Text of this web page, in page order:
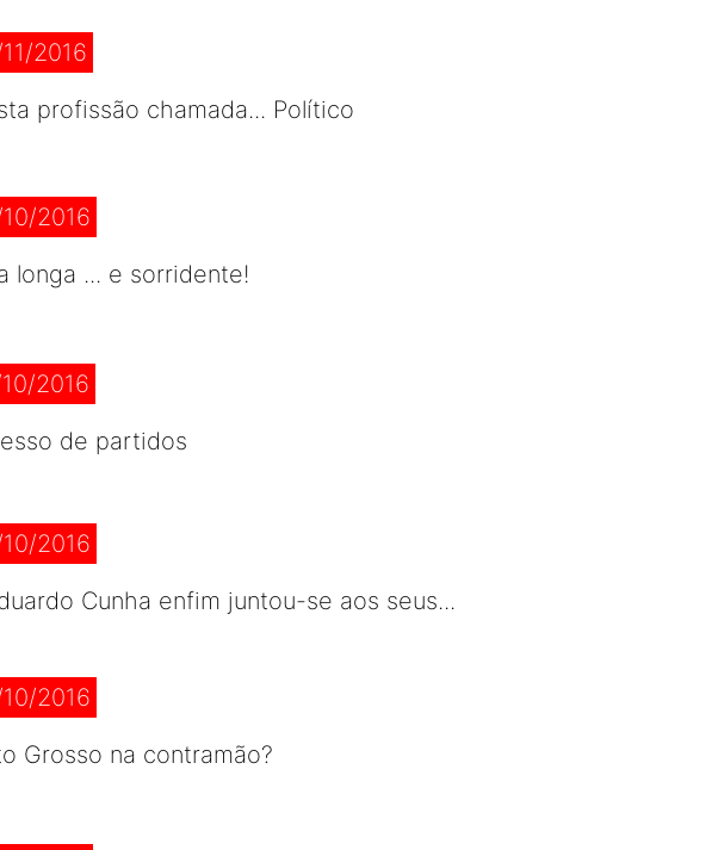
2016
profissão chamada... Político
2016
longa ... e sorridente!
2016
de partidos
2016
Cunha enfim juntou-se aos seus...
2016
Grosso na contramão?